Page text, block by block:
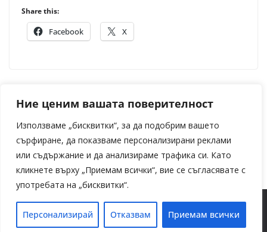
Ние ценим вашата поверителност
Използваме „бисквитки“, за да подобрим вашето
сърфиране, да показваме персонализирани реклами
или съдържание и да анализираме трафика си. Като
кликнете върху „Приемам всички“, вие се съгласявате с
употребата на „бисквитки“.
Персонализирай Отказвам Приемам всички
Share this:
Facebook X
Практикантската програма с нова възможност
за обучение в магазинната мрежа
Място за зехтин отвори врати в София
Copyright © 2026Media 2700. Powered byColorMagand
WordPress.